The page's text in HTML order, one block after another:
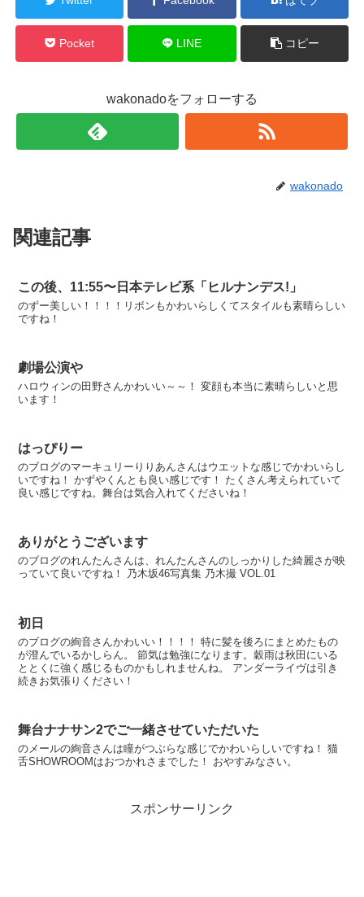
Pocket LINE コピー
wakonadoをフォローする
wakonado
関連記事
この後、11:55〜日本テレビ系「ヒルナンデス!」
のずー美しい！！！！リボンもかわいらしくてスタイルも素晴らしい
ですね！
劇場公演や
ハロウィンの田野さんかわいい～～！ 変顔も本当に素晴らしいと思
います！
はっぴりー
のブログのマーキュリーりりあんさんはウエットな感じでかわいらし
いですね！ かずやくんとも良い感じです！ たくさん考えられていて
良い感じですね。舞台は気合入れてくださいね！
ありがとうございます
のブログのれんたんさんは、れんたんさんのしっかりした綺麗さが映
っていて良いですね！ 乃木坂46写真集 乃木撮 VOL.01
初日
のブログの絢音さんかわいい！！！！ 特に髪を後ろにまとめたもの
が澄んでいるかしらん。 節気は勉強になります。穀雨は秋田にいる
ととくに強く感じるものかもしれませんね。 アンダーライヴは引き
続きお気張りください！
舞台ナナサン2でご一緒させていただいた
のメールの絢音さんは瞳がつぶらな感じでかわいらしいですね！ 猫
舌SHOWROOMはおつかれさまでした！ おやすみなさい。
スポンサーリンク